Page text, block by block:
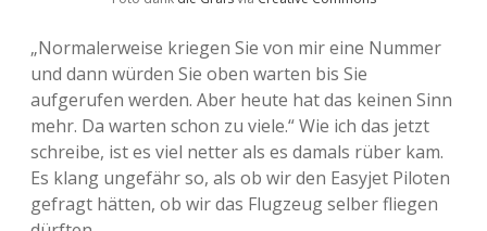
„Normalerweise kriegen Sie von mir eine Nummer
und dann würden Sie oben warten bis Sie
aufgerufen werden. Aber heute hat das keinen Sinn
mehr. Da warten schon zu viele.“ Wie ich das jetzt
schreibe, ist es viel netter als es damals rüber kam.
Es klang ungefähr so, als ob wir den Easyjet Piloten
gefragt hätten, ob wir das Flugzeug selber fliegen